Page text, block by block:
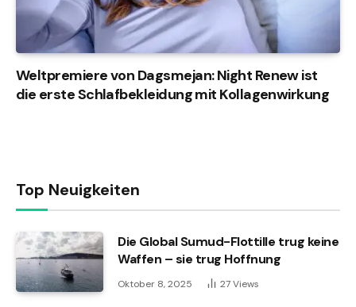
Weltpremiere von Dagsmejan: Night Renew ist
die erste Schlafbekleidung mit Kollagenwirkung
Top Neuigkeiten
Die Global Sumud-Flottille trug keine
Waffen – sie trug Hoffnung
Oktober 8, 2025 27Views